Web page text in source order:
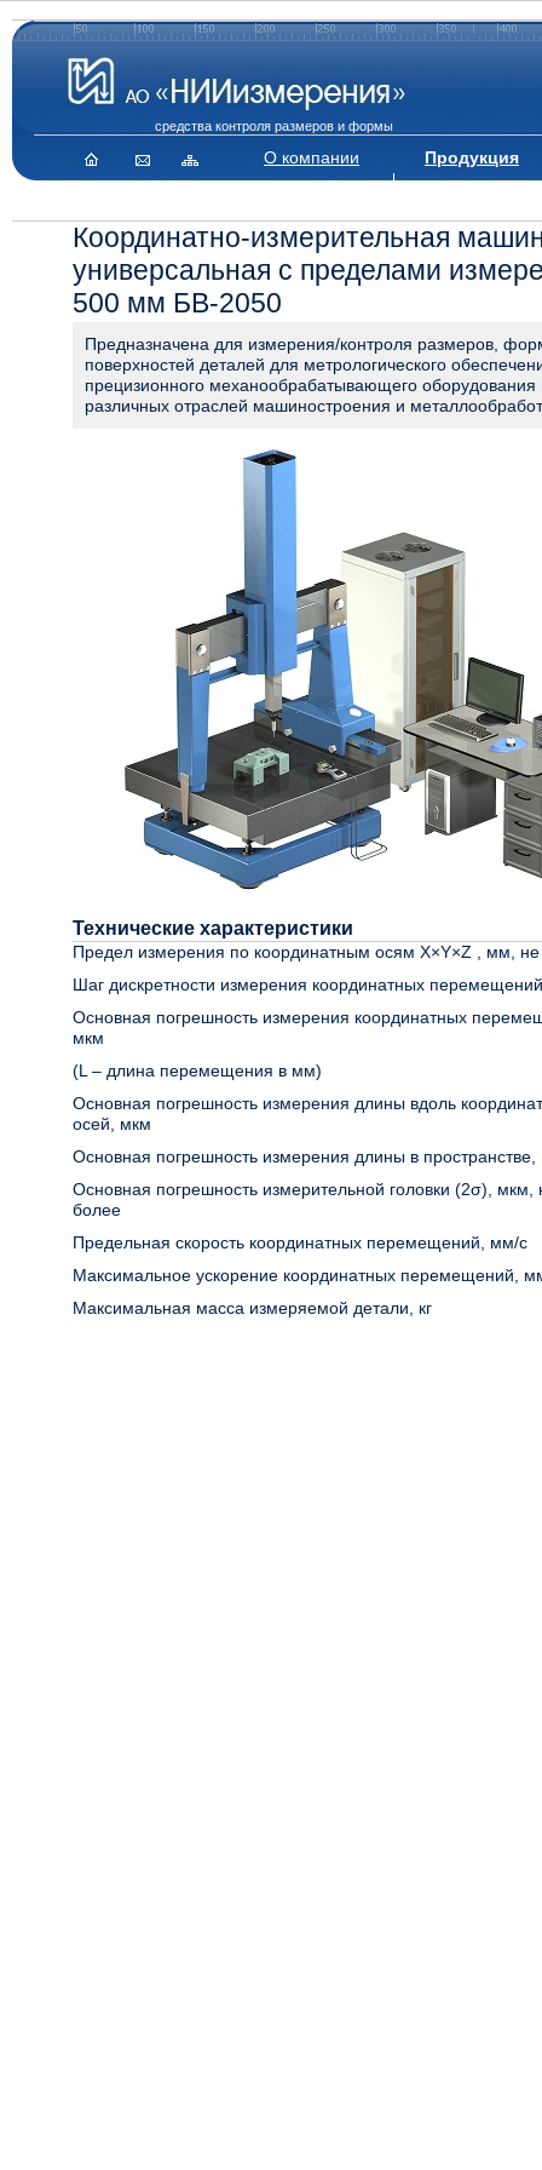
средства контроля размеров и формы
О компании Продукция
Координатно-измерительная
универсальная с пределами
500 мм БВ-2050
Предназначена для измерения/контроля размеров,
поверхностей деталей для метрологического
прецизионного механообрабатывающего оборудования
различных отраслей машиностроения и
Технические характеристики
Предел измерения по координатным осям X×Y×Z , мм,
Шаг дискретности измерения координатных
Основная погрешность измерения координатных
мкм
(L – длина перемещения в мм)
Основная погрешность измерения длины вдоль
осей, мкм
Основная погрешность измерения длины в
Основная погрешность измерительной головки (2σ), мкм,
более
Предельная скорость координатных перемещений, мм/с
Максимальное ускорение координатных перемещений,
Максимальная масса измеряемой детали, кг